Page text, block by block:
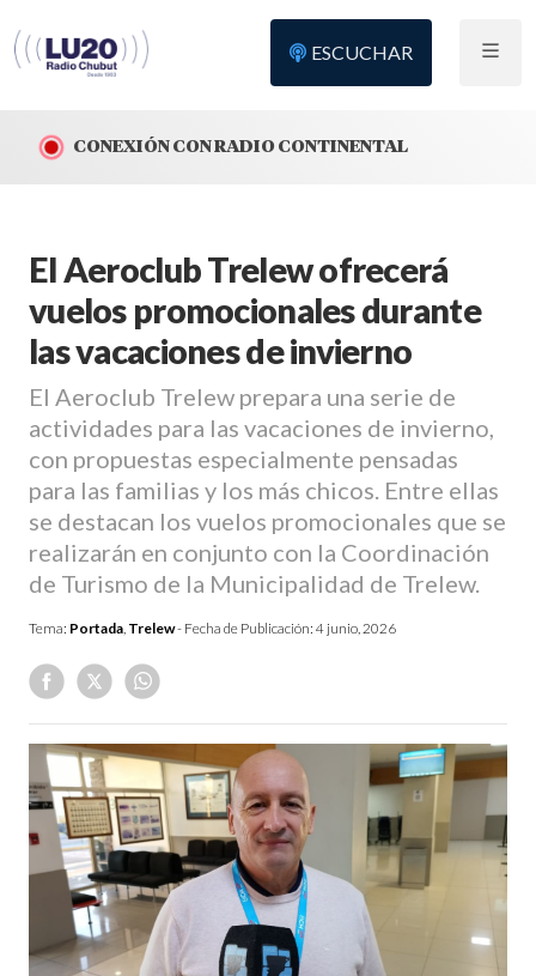
ESCUCHAR
CONEXIÓN CON RADIO CONTINENTAL
El Aeroclub Trelew ofrecerá
vuelos promocionales durante
las vacaciones de invierno
El Aeroclub Trelew prepara una serie de
actividades para las vacaciones de invierno,
con propuestas especialmente pensadas
para las familias y los más chicos. Entre ellas
se destacan los vuelos promocionales que se
realizarán en conjunto con la Coordinación
de Turismo de la Municipalidad de Trelew.
Tema: Portada, Trelew- Fecha de Publicación: 4 junio, 2026